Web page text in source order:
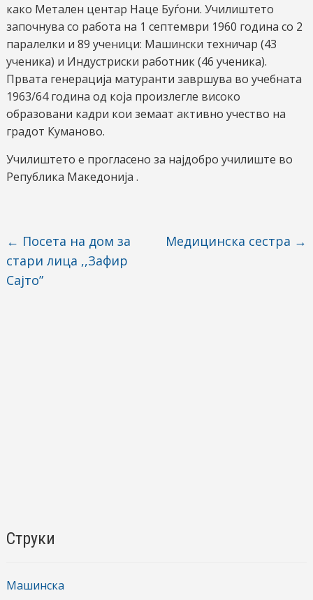
како Метален центар Наце Буѓони. Училиштето
започнува со работа на 1 септември 1960 година со 2
паралелки и 89 ученици: Машински техничар (43
ученика) и Индустриски работник (46 ученика).
Првата генерација матуранти завршува во учебната
1963/64 година од која произлегле високо
образовани кадри кои земаат активно учество на
градот Куманово.
Училиштето е прогласено за најдобро училиште во
Република Македонија .
← Посета на дом за
стари лица ,,Зафир
Сајто”
Медицинска сестра →
Струки
Машинска